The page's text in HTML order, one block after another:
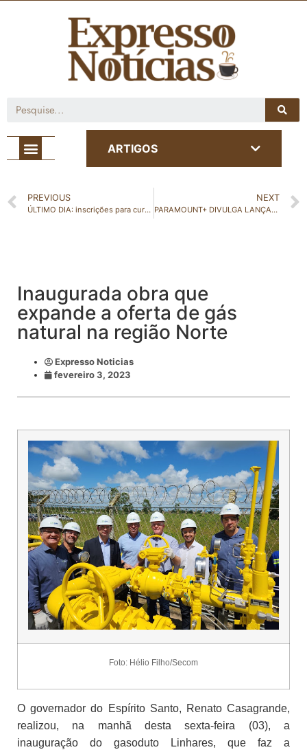
ARTIGOS
PREVIOUS
ÚLTIMO DIA: inscrições para cursos gratuitos de programação para mulheres negras, trans e travestis encerram nesta sexta-feira (03)
NEXT
PARAMOUNT+ DIVULGA LANÇAMENTOS DE FEVEREIRO
Inaugurada obra que
expande a oferta de gás
natural na região Norte
Expresso Noticias
fevereiro 3, 2023
Foto: Hélio Filho/Secom
O governador do Espírito Santo, Renato Casagrande,
realizou, na manhã desta sexta-feira (03), a
inauguração do gasoduto Linhares, que faz a